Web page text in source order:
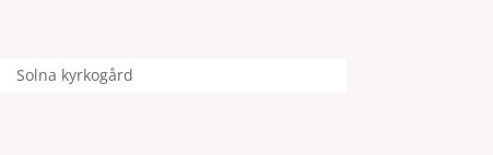
Solna kyrkogård